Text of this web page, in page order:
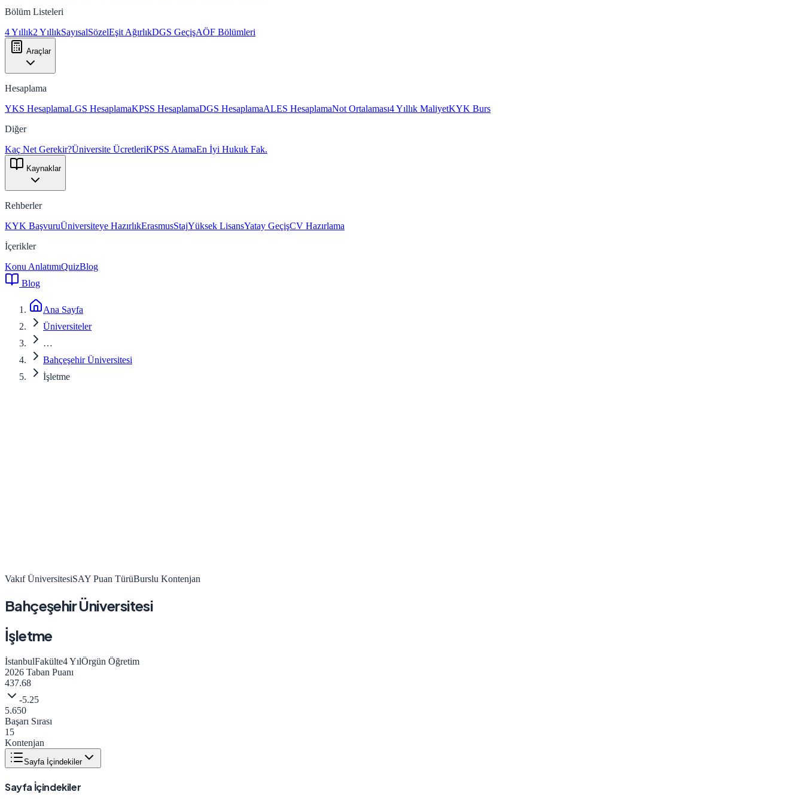
Bölüm Listeleri
4 Yıllık2 YıllıkSayısalSözelEşit AğırlıkDGS GeçişAÖF Bölümleri
Araçlar
Hesaplama
YKS HesaplamaLGS HesaplamaKPSS HesaplamaDGS HesaplamaALES HesaplamaNot Ortalaması4 Yıllık MaliyetKYK Burs
Diğer
Kaç Net Gerekir?Üniversite ÜcretleriKPSS AtamaEn İyi Hukuk Fak.
Kaynaklar
Rehberler
KYK BaşvuruÜniversiteye HazırlıkErasmusStajYüksek LisansYatay GeçişCV Hazırlama
İçerikler
Konu AnlatımıQuizBlog
Blog
Ana Sayfa
Üniversiteler
…
Bahçeşehir Üniversitesi
İşletme
Vakıf ÜniversitesiSAY Puan TürüBurslu Kontenjan
Bahçeşehir Üniversitesi
İşletme
İstanbulFakülte4YılÖrgün Öğretim
2026 Taban Puanı
437.68
-5.25
5.650
Başarı Sırası
15
Kontenjan
Sayfa İçindekiler
Sayfa İçindekiler